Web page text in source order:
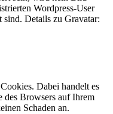
Wordpress-User
sind. Details zu Gravatar:
Dabei handelt es
des Browsers auf Ihrem
Schaden an.